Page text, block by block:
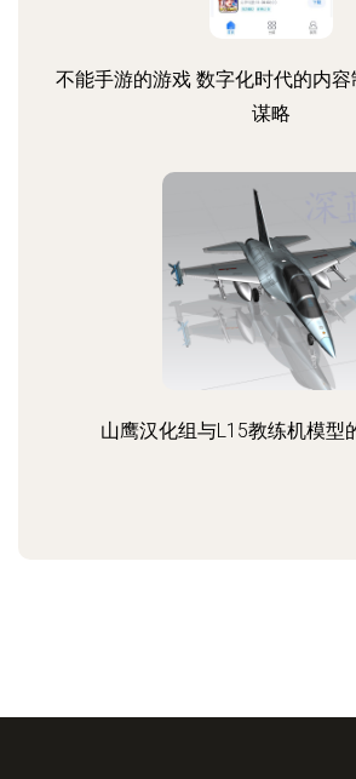
不能手游的游戏 数字化时代的内
谋略
山鹰汉化组与L15教练机模型